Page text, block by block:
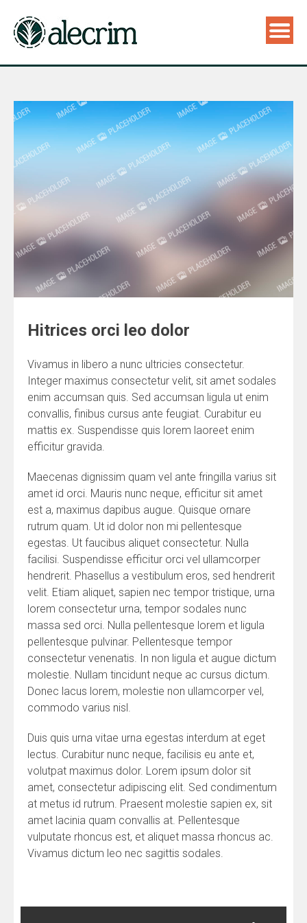
Hitrices orci leo dolor
Vivamus in libero a nunc ultricies consectetur.
Integer maximus consectetur velit, sit amet sodales
enim accumsan quis. Sed accumsan ligula ut enim
convallis, finibus cursus ante feugiat. Curabitur eu
mattis ex. Suspendisse quis lorem laoreet enim
efficitur gravida.
Maecenas dignissim quam vel ante fringilla varius sit
amet id orci. Mauris nunc neque, efficitur sit amet
est a, maximus dapibus augue. Quisque ornare
rutrum quam. Ut id dolor non mi pellentesque
egestas. Ut faucibus aliquet consectetur. Nulla
facilisi. Suspendisse efficitur orci vel ullamcorper
hendrerit. Phasellus a vestibulum eros, sed hendrerit
velit. Etiam aliquet, sapien nec tempor tristique, urna
lorem consectetur urna, tempor sodales nunc
massa sed orci. Nulla pellentesque lorem et ligula
pellentesque pulvinar. Pellentesque tempor
consectetur venenatis. In non ligula et augue dictum
molestie. Nullam tincidunt neque ac cursus dictum.
Donec lacus lorem, molestie non ullamcorper vel,
commodo varius nisl.
Duis quis urna vitae urna egestas interdum at eget
lectus. Curabitur nunc neque, facilisis eu ante et,
volutpat maximus dolor. Lorem ipsum dolor sit
amet, consectetur adipiscing elit. Sed condimentum
at metus id rutrum. Praesent molestie sapien ex, sit
amet lacinia quam convallis at. Pellentesque
vulputate rhoncus est, et aliquet massa rhoncus ac.
Vivamus dictum leo nec sagittis sodales.
Navegação